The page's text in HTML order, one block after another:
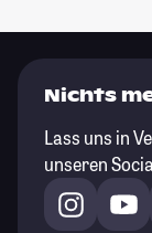
Nichts
Lass uns in
unseren